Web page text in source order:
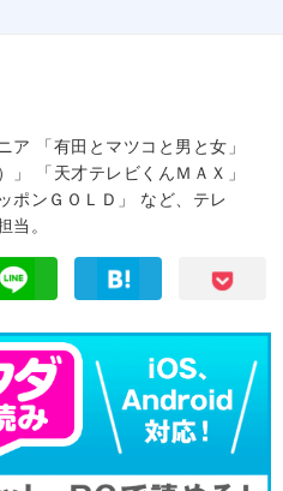
ア 「有田とマツコと男と女」
」 「天才テレビくんＭＡＸ」
ポンＧＯＬＤ」 など、テレ
当。